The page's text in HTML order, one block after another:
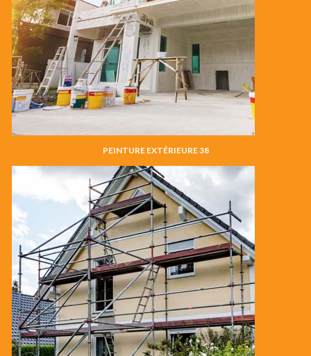
PEINTURE EXTÉRIEURE 38